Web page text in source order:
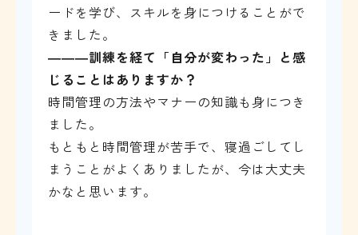
ードを学び、スキルを身につけることがで
きました。
―――訓練を経て「自分が変わった」と感
じることはありますか？
時間管理の方法やマナーの知識も身につき
ました。
もともと時間管理が苦手で、寝過ごしてし
まうことがよくありましたが、今は大丈夫
かなと思います。